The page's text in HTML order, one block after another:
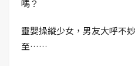
嗎？
靈嬰操縱少女，男友大呼不
至……